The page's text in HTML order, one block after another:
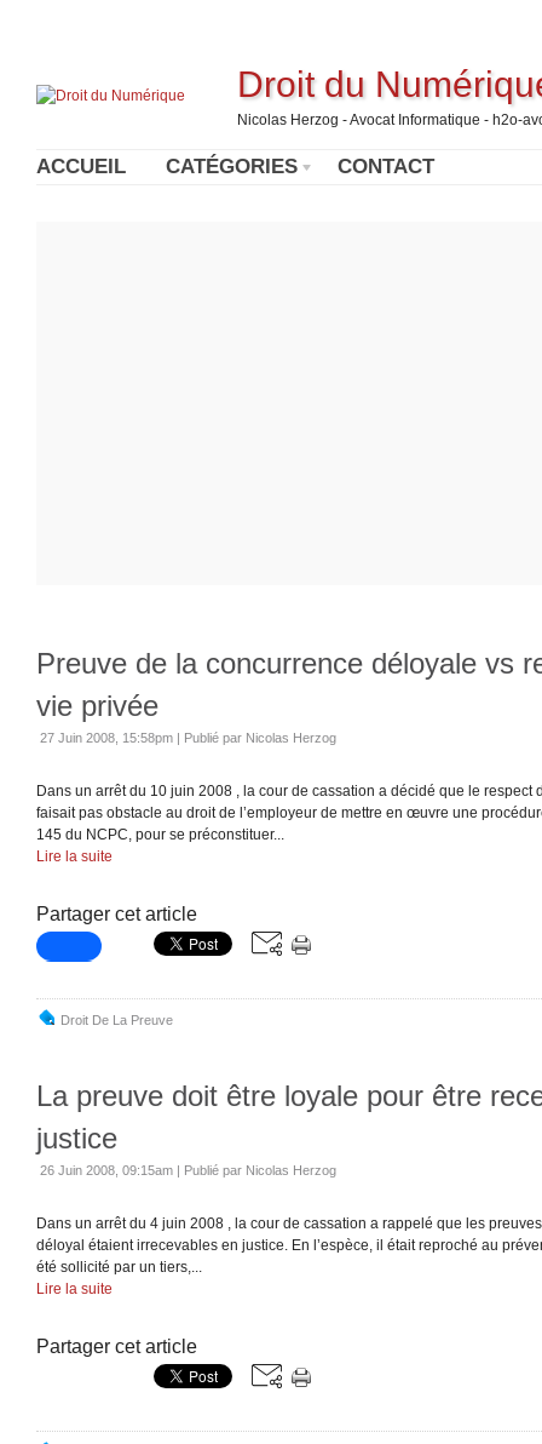
Droit du
Nicolas Herzog - Avocat Informatique - h2o-
ACCUEIL CATÉGORIES CONTACT
Preuve de la concurrence déloyale vs
vie privée
27 Juin 2008, 15:58pm | Publié par Nicolas Herzog
Dans un arrêt du 10 juin 2008 , la cour de cassation a décidé que le respect
faisait pas obstacle au droit de l’employeur de mettre en œuvre une
145 du NCPC, pour se préconstituer...
Lire la suite
Partager cet article
Droit De La Preuve
La preuve doit être loyale pour être
justice
26 Juin 2008, 09:15am | Publié par Nicolas Herzog
Dans un arrêt du 4 juin 2008 , la cour de cassation a rappelé que les
déloyal étaient irrecevables en justice. En l’espèce, il était reproché au
été sollicité par un tiers,...
Lire la suite
Partager cet article